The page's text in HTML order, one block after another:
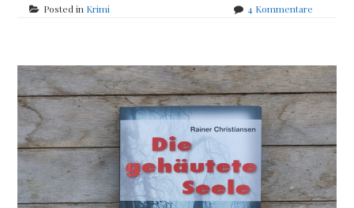
Posted in Krimi 4 Kommentarezu
Und
Angst
wird
dich
erfüllen